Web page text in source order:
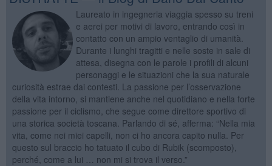
Laureato in ingegneria viaggia spesso su treni
e aerei per motivi di lavoro, entrando così in
contatto con un ampio ventaglio di umanità.
Durante i lunghi tragitti e nelle soste in sale di
attesa, disegna con le parole i profili di alcuni
personaggi e le situazioni che la sua naturale
curiosità estrae dai contesti. La passione per l’osservazione
della vita intorno, si mantiene anche nel quotidiano e nella forte
passione per il ciclismo, che segue come direttore sportivo di
una storica società toscana. Parlando di sé, afferma: “Nella mia
vita, come nei miei capelli, non ci ho ancora capito nulla. Per
questo sul braccio ho tatuato il cubo di Rubik (scomposto),
perché, come a lui … non mi si trova il verso.”